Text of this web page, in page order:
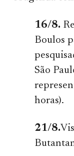
16/8.
Boulos
São
horas).
21/8.